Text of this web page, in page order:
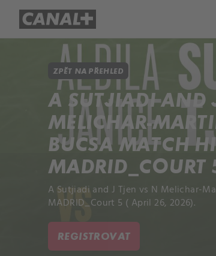
ZPĚT NA PŘEHLED
A SUTJIADI AND
MELICHAR-
BUCSA MATCH
MADRID_COURT
A Sutjiadi and J Tjen vs N Melichar-
MADRID_Court 5 ( April 26, 2026).
REGISTROVAT